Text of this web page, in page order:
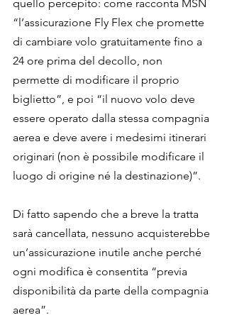
quello percepito: come racconta MSN
“l’assicurazione Fly Flex che promette
di cambiare volo gratuitamente fino a
24 ore prima del decollo, non
permette di modificare il proprio
biglietto”, e poi “il nuovo volo deve
essere operato dalla stessa compagnia
aerea e deve avere i medesimi itinerari
originari (non è possibile modificare il
luogo di origine né la destinazione)”.
Di fatto sapendo che a breve la tratta
sarà cancellata, nessuno acquisterebbe
un’assicurazione inutile anche perché
ogni modifica è consentita “previa
disponibilità da parte della compagnia
aerea”.